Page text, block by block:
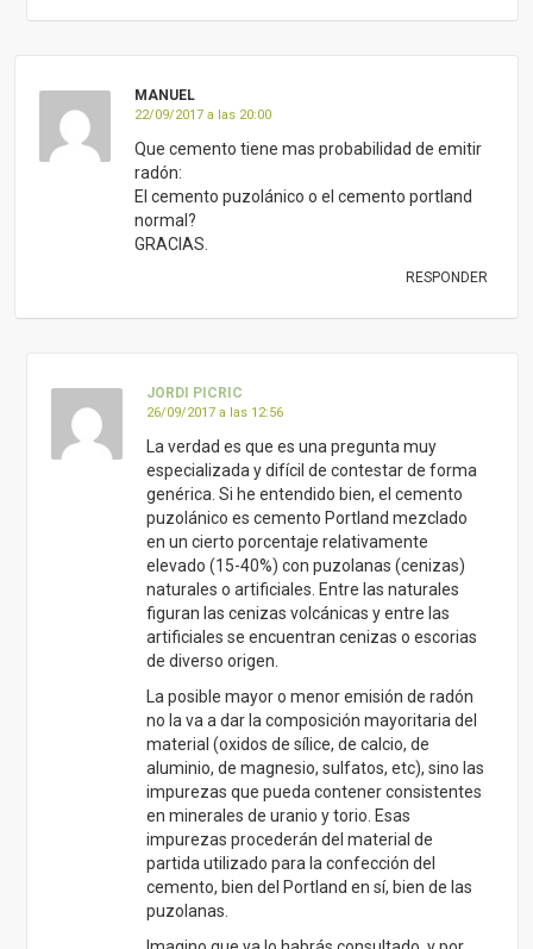
MANUEL
22/09/2017 a las 20:00
Que cemento tiene mas probabilidad de emitir
radón:
El cemento puzolánico o el cemento portland
normal?
GRACIAS.
RESPONDER
JORDI PICRIC
26/09/2017 a las 12:56
La verdad es que es una pregunta muy
especializada y difícil de contestar de forma
genérica. Si he entendido bien, el cemento
puzolánico es cemento Portland mezclado
en un cierto porcentaje relativamente
elevado (15-40%) con puzolanas (cenizas)
naturales o artificiales. Entre las naturales
figuran las cenizas volcánicas y entre las
artificiales se encuentran cenizas o escorias
de diverso origen.
La posible mayor o menor emisión de radón
no la va a dar la composición mayoritaria del
material (oxidos de sílice, de calcio, de
aluminio, de magnesio, sulfatos, etc), sino las
impurezas que pueda contener consistentes
en minerales de uranio y torio. Esas
impurezas procederán del material de
partida utilizado para la confección del
cemento, bien del Portland en sí, bien de las
puzolanas.